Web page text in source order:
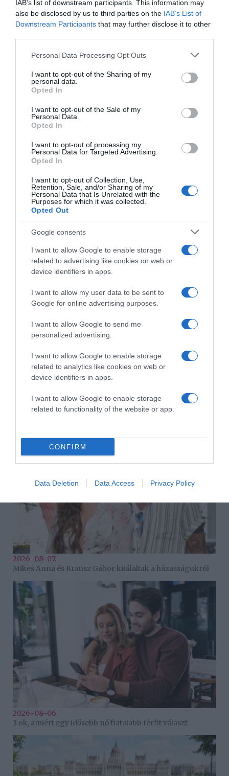
IAB’s list of downstream participants. This information may
also be disclosed by us to third parties on the IAB’s List of
Downstream Participants that may further disclose it to other
Please note that this website/app uses one or more Google
not limited to your visit or usage behaviour. You may click to
grant or deny consent to Google and its third-party tags to
use your data for below specified purposes in below Google
consent section.
Personal Data Processing Opt Outs
I want to opt-out of the Sharing of my
personal data.
Opted In
I want to opt-out of the Sale of my
Personal Data.
Opted In
I want to opt-out of processing my
Personal Data for Targeted Advertising.
Opted In
I want to opt-out of Collection, Use,
Retention, Sale, and/or Sharing of my
Personal Data that Is Unrelated with the
Purposes for which it was collected.
Opted Out
Google consents
I want to allow Google to enable storage
related to advertising like cookies on web or
device identifiers in apps.
I want to allow my user data to be sent to
Google for online advertising purposes.
I want to allow Google to send me
personalized advertising.
I want to allow Google to enable storage
related to analytics like cookies on web or
device identifiers in apps.
I want to allow Google to enable storage
related to functionality of the website or app.
CONFIRM
Data Deletion Data Access Privacy Policy
barátja.
– Nagyon jóban vagyunk, a férjem és ő régóta barátok,
tulajdonképpen rokoni a viszony, hisz a harmadik fiúnk
óvodába járnak, együtt mennek teniszezni, focizni.
A műsort a Puncs.huis támogatja.
Forrás: Blikk
Facebook Pinterest
Címkék: szerelem,párkapcsolat,
luxusfeleség,Feleségek luxuskivitelben
Korábbi bejegyzések Következő bejegyzés
HASONLÓ BEJEGYZÉSEK
2026-08-07.
Mikes Anna és Krausz Gábor kitálaltak a házasságukról
2026-08-06.
3 ok, amiért egy idősebb nő fiatalabb férfit választ